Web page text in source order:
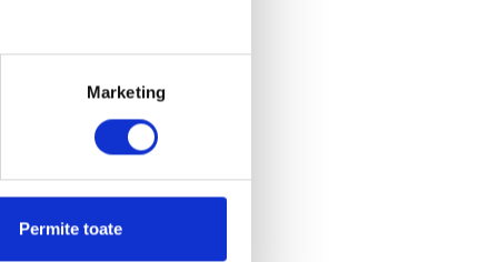
Marketing
Permite toate
ar trebui
și
utilizat până la
contribui la